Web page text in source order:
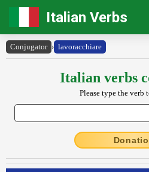
Italian Verbs
Conjugator › lavoracchiare
Italian verbs
Please type the verb